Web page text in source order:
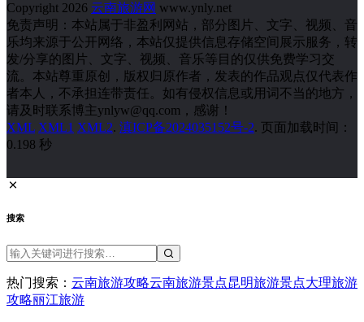
Copyright 2026 云南旅游网 www.ynly.net
免责声明：本站属于非盈利网站，部分图片、文字、视频、音
乐均来源于公开网络，本站仅提供信息存储空间展示服务，转
发/分享的图片、文字、视频、音乐等目的仅供免费学习交
流。本站尊重原创，版权归原作者，发表的作品观点仅代表作
者本人，不承担连带责任。如有侵权信息或用词不当的地方，
请及时联系博主ynlyw@qq.com，感谢！
XML XML1 XML2. 滇ICP备2024035152号-2. 页面加载时间：
0.198 秒
搜索
热门搜索： 云南旅游攻略云南旅游景点昆明旅游景点大理旅游
攻略丽江旅游